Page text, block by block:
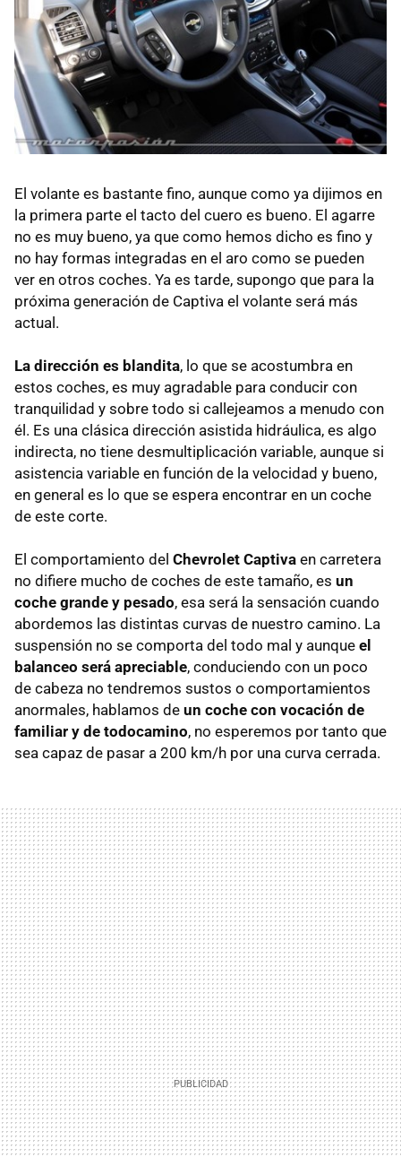
El volante es bastante fino, aunque como ya dijimos en
la primera parte el tacto del cuero es bueno. El agarre
no es muy bueno, ya que como hemos dicho es fino y
no hay formas integradas en el aro como se pueden
ver en otros coches. Ya es tarde, supongo que para la
próxima generación de Captiva el volante será más
actual.
La dirección es blandita, lo que se acostumbra en
estos coches, es muy agradable para conducir con
tranquilidad y sobre todo si callejeamos a menudo con
él. Es una clásica dirección asistida hidráulica, es algo
indirecta, no tiene desmultiplicación variable, aunque si
asistencia variable en función de la velocidad y bueno,
en general es lo que se espera encontrar en un coche
de este corte.
El comportamiento del Chevrolet Captiva en carretera
no difiere mucho de coches de este tamaño, es un
coche grande y pesado, esa será la sensación cuando
abordemos las distintas curvas de nuestro camino. La
suspensión no se comporta del todo mal y aunque el
balanceo será apreciable, conduciendo con un poco
de cabeza no tendremos sustos o comportamientos
anormales, hablamos de un coche con vocación de
familiar y de todocamino, no esperemos por tanto que
sea capaz de pasar a 200 km/h por una curva cerrada.